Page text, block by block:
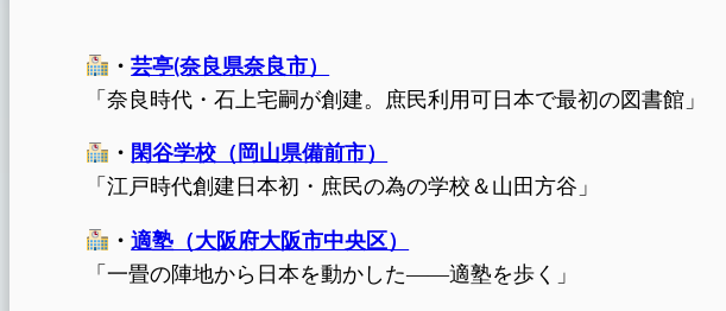
・芸亭(奈良県奈良市）
「奈良時代・石上宅嗣が創建。庶民利用可日本で最初の図書館」
・ 閑谷学校（岡山県備前市）
「江戸時代創建日本初・庶民の為の学校＆山田方谷」
・適塾（大阪府大阪市中央区）
「一畳の陣地から日本を動かした――適塾を歩く」